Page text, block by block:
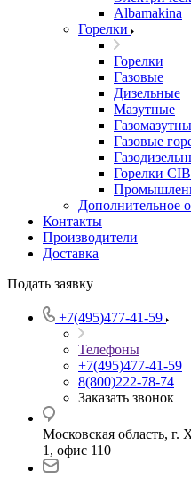
Albamakina
Горелки
Горелки
Газовые
Дизельные
Мазутные
Газовые
Горелки
Дополнительное
Контакты
Производители
Доставка
Подать заявку
+7(495)477-41-59
Телефоны
+7(495)477-41-59
8(800)222-78-74
Заказать звонок
Московская область,
1, офис 110